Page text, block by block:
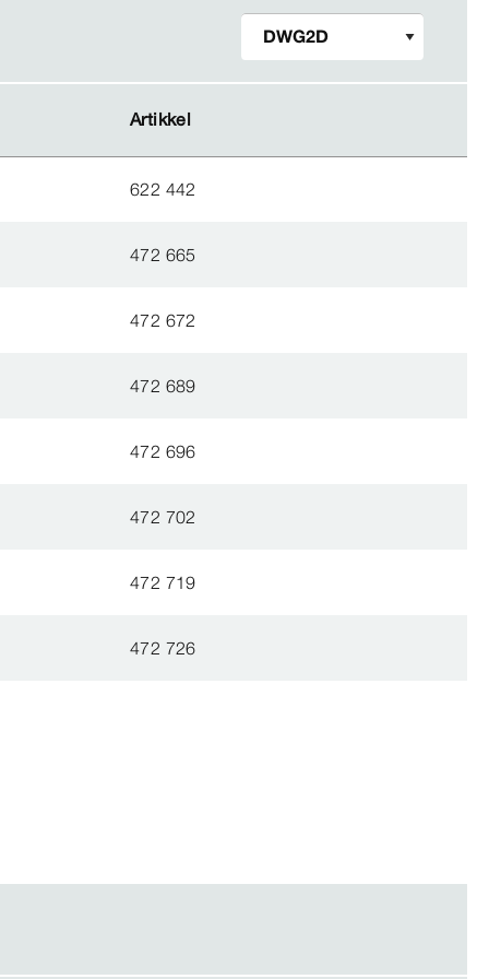
Artikkel
Artikkel
622 442
472 665
472 672
472 689
472 696
472 702
472 719
472 726